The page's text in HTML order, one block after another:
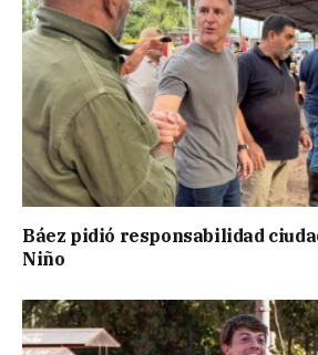
Báez pidió responsabilidad
Niño